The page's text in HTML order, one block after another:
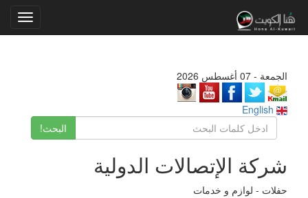
الجمعة - 07 أغسطس 2026
البحث!
شركة الإتصالات الدولية
حفلات - لوازم و خدمات